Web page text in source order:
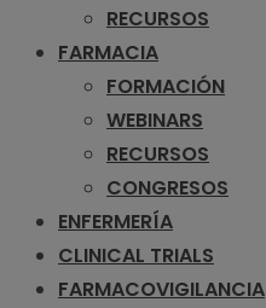
RECURSOS
FARMACIA
FORMACIÓN
WEBINARS
RECURSOS
CONGRESOS
ENFERMERÍA
CLINICAL TRIALS
FARMACOVIGILANCIA